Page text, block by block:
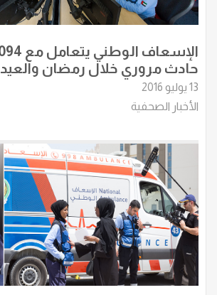
حادث مروري خلال رمضان والعيد
13 يوليو 2016
الأخبار الصحفية